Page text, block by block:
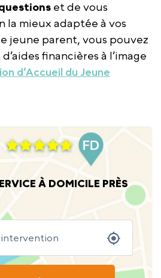
et de vous
la mieux adaptée à vos
jeune parent, vous pouvez
financières à l’image
d’Accueil du Jeune
À DOMICILE PRÈS